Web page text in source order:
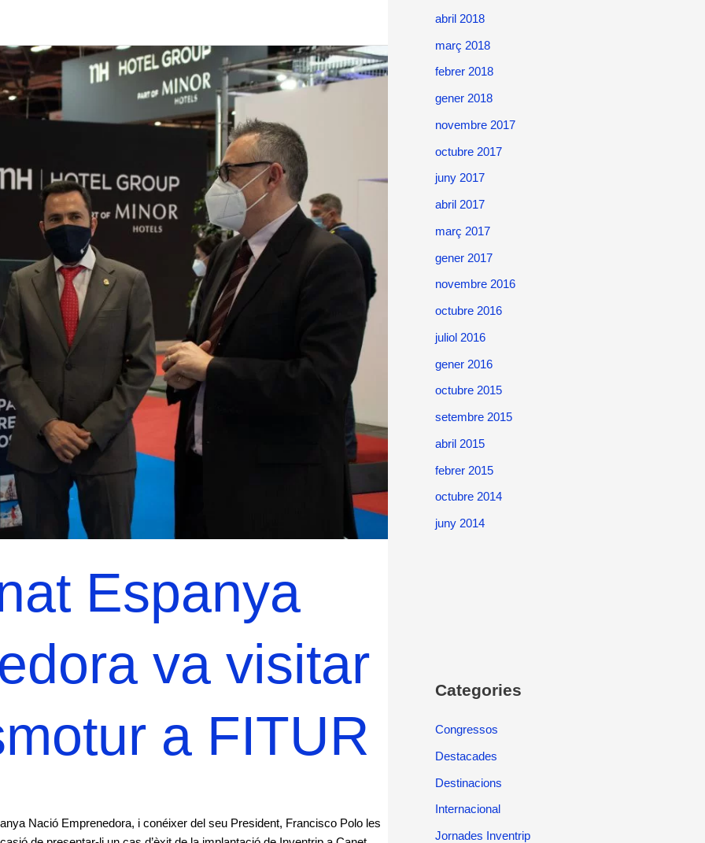
Espanya
va visitar
a FITUR
Nació Emprenedora, i conéixer del seu President, Francisco Polo les
abril 2018
març 2018
febrer 2018
gener 2018
novembre 2017
octubre 2017
juny 2017
abril 2017
març 2017
gener 2017
novembre 2016
octubre 2016
juliol 2016
gener 2016
octubre 2015
setembre 2015
abril 2015
febrer 2015
octubre 2014
juny 2014
Categories
Congressos
Destacades
Destinacions
Internacional
Jornades Inventrip